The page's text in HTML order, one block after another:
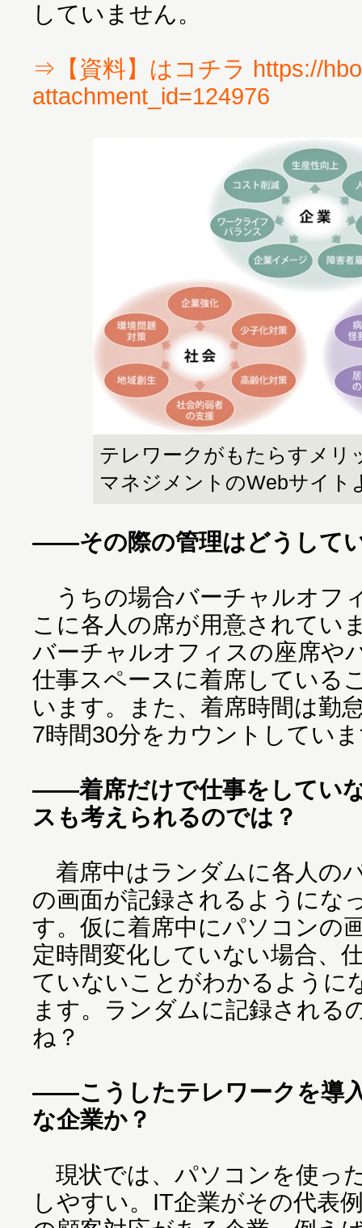
していません。
⇒【資料】はコチラ https://
attachment_id=124976
テレワークがもたらすメリ
マネジメントのWebサイト
――その際の管理はどうして
うちの場合バーチャルオフ
こに各人の席が用意されてい
バーチャルオフィスの座席や
仕事スペースに着席している
います。また、着席時間は勤
7時間30分をカウントしてい
――着席だけで仕事をしてい
スも考えられるのでは？
着席中はランダムに各人の
の画面が記録されるようにな
す。仮に着席中にパソコンの
定時間変化していない場合、
ていないことがわかるように
ます。ランダムに記録される
ね？
――こうしたテレワークを導
な企業か？
現状では、パソコンを使っ
しやすい。IT企業がその代表